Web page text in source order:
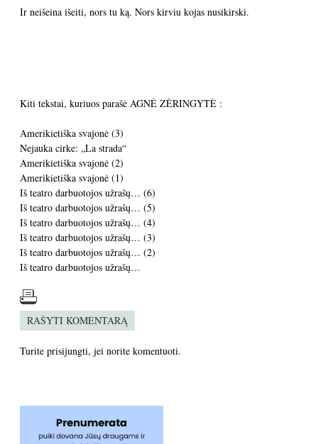
Ir neišeina išeiti, nors tu ką. Nors kirviu kojas nusikirski.
Kiti tekstai, kuriuos parašė AGNĖ ZĖRINGYTĖ :
Amerikietiška svajonė (3)
Nejauka cirke: „La strada“
Amerikietiška svajonė (2)
Amerikietiška svajonė (1)
Iš teatro darbuotojos užrašų… (6)
Iš teatro darbuotojos užrašų… (5)
Iš teatro darbuotojos užrašų… (4)
Iš teatro darbuotojos užrašų… (3)
Iš teatro darbuotojos užrašų… (2)
Iš teatro darbuotojos užrašų…
RAŠYTI KOMENTARĄ
Turite prisijungti, jei norite komentuoti.